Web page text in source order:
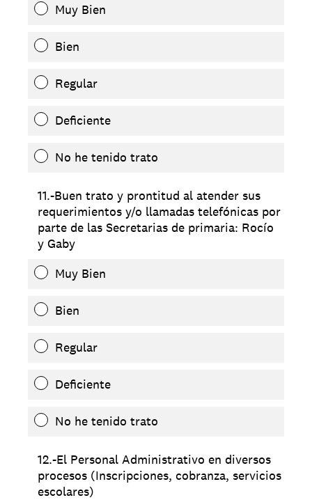
Muy Bien
Bien
Regular
Deficiente
No he tenido trato
11.-Buen trato y prontitud al atender sus
requerimientos y/o llamadas telefónicas por
parte de las Secretarias de primaria: Rocío
y Gaby
Muy Bien
Bien
Regular
Deficiente
No he tenido trato
12.-El Personal Administrativo en diversos
procesos (Inscripciones, cobranza, servicios
escolares)